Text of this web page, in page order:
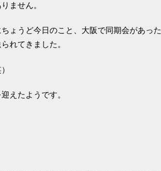
ません。
ょうど今日のこと、大阪で同期会があった
れてきました。
えたようです。